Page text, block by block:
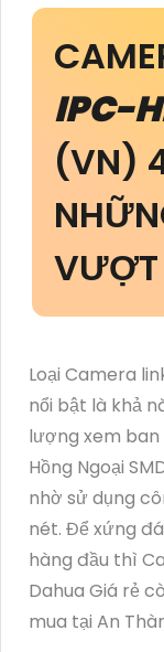
IPC-
(VN)
VƯỢT
Loại Camera
nổi bật là khả
lượng xem
Hồng Ngoại
nhờ sử dụng
nét. Để xứng
hàng đầu thì
Dahua Giá rẻ
mua tại An